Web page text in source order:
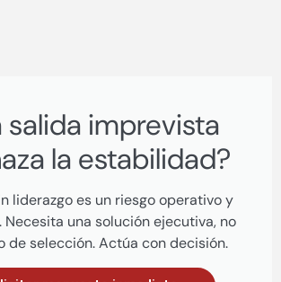
salida imprevista
la estabilidad?
liderazgo es un riesgo operativo y
una solución ejecutiva, no
de selección. Actúa con decisión.